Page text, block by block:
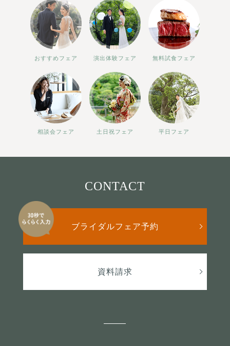
おすすめフェア 演出体験フェア 無料試食フェア
相談会フェア 土日祝フェア 平日フェア
CONTACT
ブライダルフェア予約
資料請求